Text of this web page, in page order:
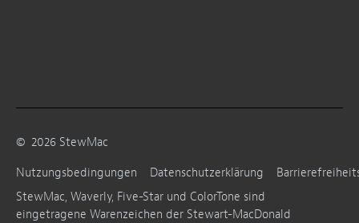
© 2026 StewMac
Nutzungsbedingungen
Datenschutzerklärung
StewMac, Waverly, Five-Star und ColorTone sind
eingetragene Warenzeichen der Stewart-MacDonald